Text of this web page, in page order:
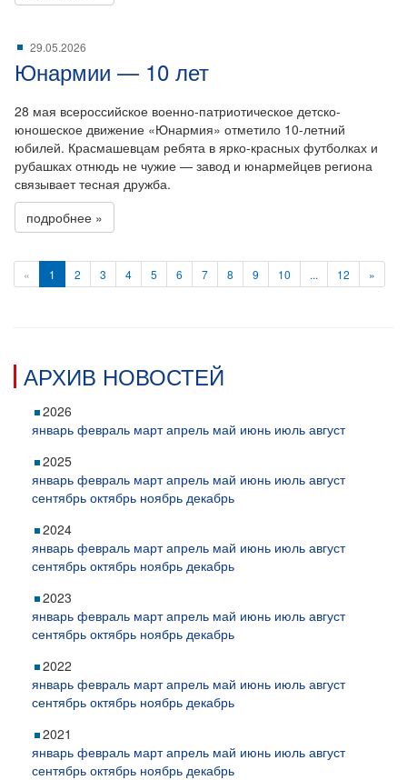
29.05.2026
Юнармии — 10 лет
28 мая всероссийское военно-патриотическое детско-
юношеское движение «Юнармия» отметило 10-летний
юбилей. Красмашевцам ребята в ярко-красных футболках и
рубашках отнюдь не чужие — завод и юнармейцев региона
связывает тесная дружба.
подробнее »
« 1 2 3 4 5 6 7 8 9 10 ... 12 »
АРХИВ НОВОСТЕЙ
2026
январь февраль март апрель май июнь июль август
2025
январь февраль март апрель май июнь июль август
сентябрь октябрь ноябрь декабрь
2024
январь февраль март апрель май июнь июль август
сентябрь октябрь ноябрь декабрь
2023
январь февраль март апрель май июнь июль август
сентябрь октябрь ноябрь декабрь
2022
январь февраль март апрель май июнь июль август
сентябрь октябрь ноябрь декабрь
2021
январь февраль март апрель май июнь июль август
сентябрь октябрь ноябрь декабрь